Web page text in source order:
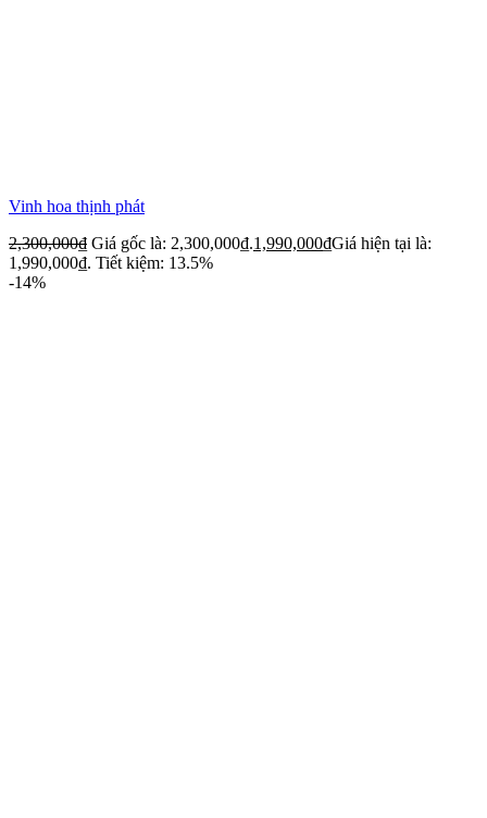
Vinh hoa thịnh phát
2,300,000₫ Giá gốc là: 2,300,000₫.1,990,000₫Giá hiện tại là:
1,990,000₫. Tiết kiệm: 13.5%
-14%